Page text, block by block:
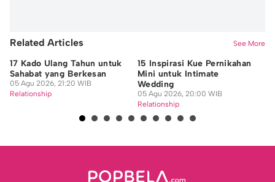
Related Articles See More
17 Kado Ulang Tahun untuk
Sahabat yang Berkesan
05 Agu 2026, 21:20 WIB
Relationship
15 Inspirasi Kue Pernikahan
Mini untuk Intimate
Wedding
05 Agu 2026, 20:00 WIB
Relationship